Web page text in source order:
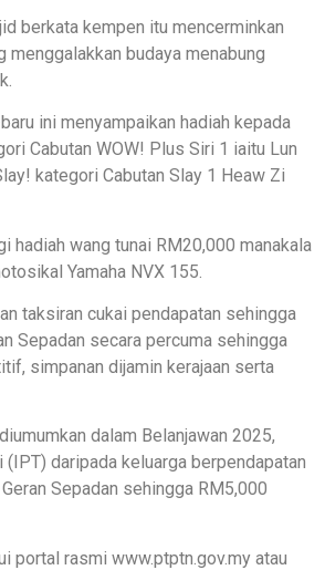
berkata kempen itu mencerminkan
budaya menabung
ini menyampaikan hadiah kepada
Cabutan WOW! Plus Siri 1 iaitu Lun
kategori Cabutan Slay 1 Heaw Zi
hadiah wang tunai RM20,000 manakala
Yamaha NVX 155.
taksiran cukai pendapatan sehingga
Sepadan secara percuma sehingga
simpanan dijamin kerajaan serta
dalam Belanjawan 2025,
daripada keluarga berpendapatan
Sepadan sehingga RM5,000
portal rasmi www.ptptn.gov.my atau